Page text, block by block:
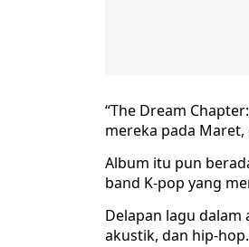
“The Dream
mereka pada
Album itu pun
band K-pop yang
Delapan lagu
akustik, dan hip-hop.